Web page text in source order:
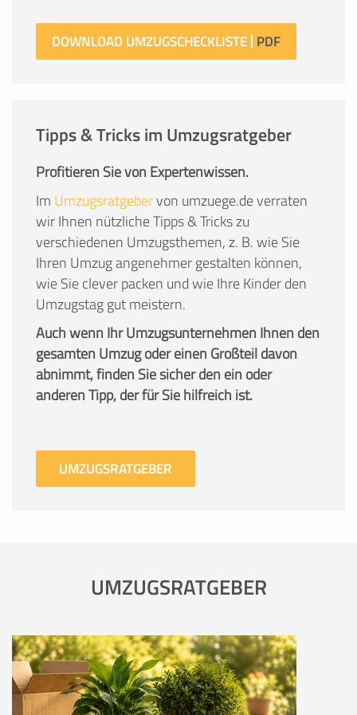
DOWNLOAD UMZUGSCHECKLISTE
Tipps & Tricks im Umzugsratgeber
Profitieren Sie von Expertenwissen.
Im Umzugsratgebervon umzuege.de verraten
wir Ihnen nützliche Tipps & Tricks zu
verschiedenen Umzugsthemen, z. B. wie Sie
Ihren Umzug angenehmer gestalten können,
wie Sie clever packen und wie Ihre Kinder den
Umzugstag gut meistern.
Auch wenn Ihr Umzugsunternehmen Ihnen den
gesamten Umzug oder einen Großteil davon
abnimmt, finden Sie sicher den ein oder
anderen Tipp, der für Sie hilfreich ist.
UMZUGSRATGEBER
UMZUGSRATGEBER